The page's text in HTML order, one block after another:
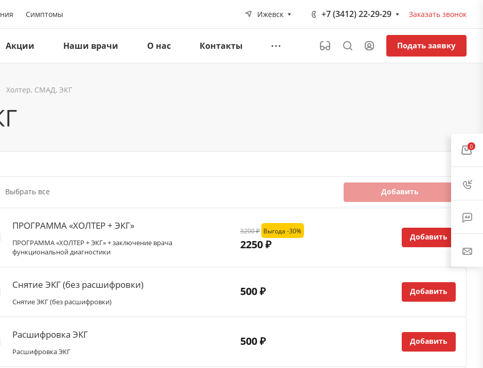
Симптомы Ижевск +7 (3412) 22-29-29 Заказать звонок
Акции Наши врачи О нас Контакты Подать заявку
Холтер, СМАД, ЭКГ
Выбрать все Добавить
ПРОГРАММА «ХОЛТЕР + ЭКГ»
ПРОГРАММА «ХОЛТЕР + ЭКГ» + заключение врача
функциональной диагностики
2250 ₽
3200 ₽ Выгода -30%
Добавить
Снятие ЭКГ (без расшифровки)
Снятие ЭКГ (без расшифровки)
500 ₽ Добавить
Расшифровка ЭКГ
Расшифровка ЭКГ
500 ₽ Добавить
0